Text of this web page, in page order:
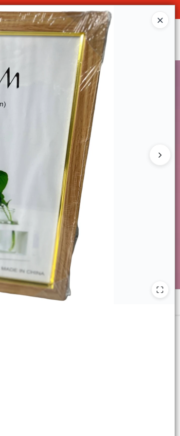
Ingresar a la Tienda
CONTACTO